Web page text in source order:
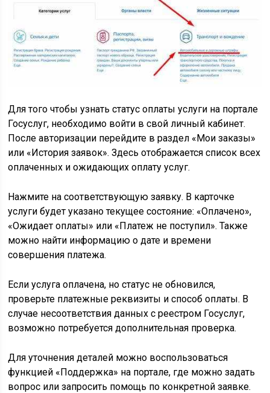
Для того чтобы узнать статус оплаты услуги на портале
Госуслуг, необходимо войти в свой личный кабинет.
После авторизации перейдите в раздел «Мои заказы»
или «История заявок». Здесь отображается список всех
оплаченных и ожидающих оплату услуг.
Нажмите на соответствующую заявку. В карточке
услуги будет указано текущее состояние: «Оплачено»,
«Ожидает оплаты» или «Платеж не поступил». Также
можно найти информацию о дате и времени
совершения платежа.
Если услуга оплачена, но статус не обновился,
проверьте платежные реквизиты и способ оплаты. В
случае несоответствия данных с реестром Госуслуг,
возможно потребуется дополнительная проверка.
Для уточнения деталей можно воспользоваться
функцией «Поддержка» на портале, где можно задать
вопрос или запросить помощь по конкретной заявке.